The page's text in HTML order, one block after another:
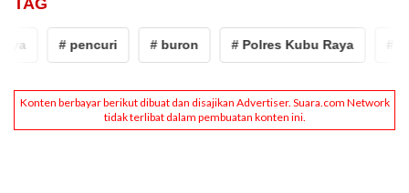
# pencuri # buron # Polres Kubu Raya #